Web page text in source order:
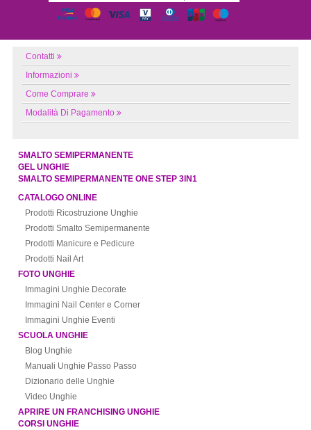
Contatti
Informazioni
Come Comprare
Modalità Di Pagamento
SMALTO SEMIPERMANENTE
GEL UNGHIE
SMALTO SEMIPERMANENTE ONE STEP 3IN1
CATALOGO ONLINE
Prodotti Ricostruzione Unghie
Prodotti Smalto Semipermanente
Prodotti Manicure e Pedicure
Prodotti Nail Art
FOTO UNGHIE
Immagini Unghie Decorate
Immagini Nail Center e Corner
Immagini Unghie Eventi
SCUOLA UNGHIE
Blog Unghie
Manuali Unghie Passo Passo
Dizionario delle Unghie
Video Unghie
APRIRE UN FRANCHISING UNGHIE
CORSI UNGHIE